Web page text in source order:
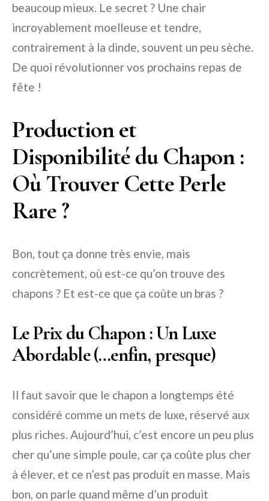
beaucoup mieux. Le secret ? Une chair
incroyablement moelleuse et tendre,
contrairement à la dinde, souvent un peu sèche.
De quoi révolutionner vos prochains repas de
fête !
Production et
Disponibilité du Chapon :
Où Trouver Cette Perle
Rare ?
Bon, tout ça donne très envie, mais
concrètement, où est-ce qu’on trouve des
chapons ? Et est-ce que ça coûte un bras ?
Le Prix du Chapon : Un Luxe
Abordable (…enfin, presque)
Il faut savoir que le chapon a longtemps été
considéré comme un mets de luxe, réservé aux
plus riches. Aujourd’hui, c’est encore un peu plus
cher qu’une simple poule, car ça coûte plus cher
à élever, et ce n’est pas produit en masse. Mais
bon, on parle quand même d’un produit